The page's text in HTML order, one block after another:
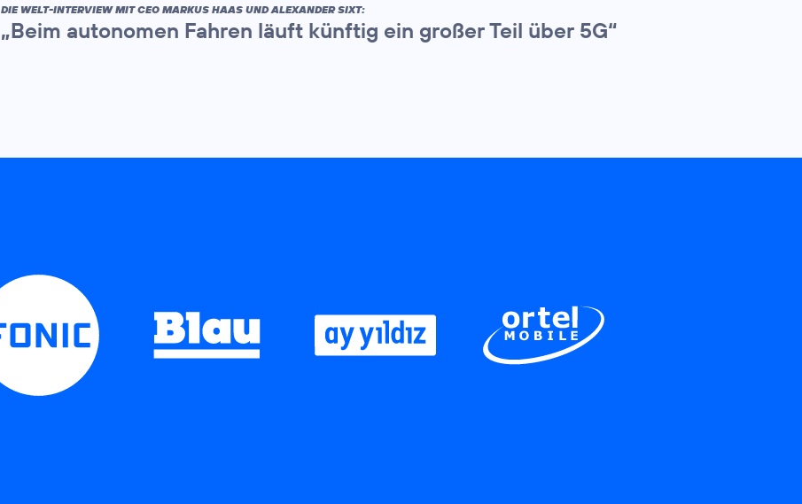
DIE WELT-INTERVIEW MIT CEO MARKUS HAAS UND ALEXANDER SIXT:
„Beim autonomen Fahren läuft künftig ein großer Teil über 5G“